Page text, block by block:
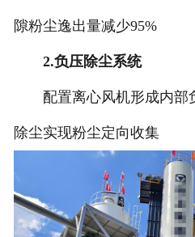
隙粉尘逸出量减少95%
2.负压除尘系统
配置离心风机形成内部
除尘实现粉尘定向收集